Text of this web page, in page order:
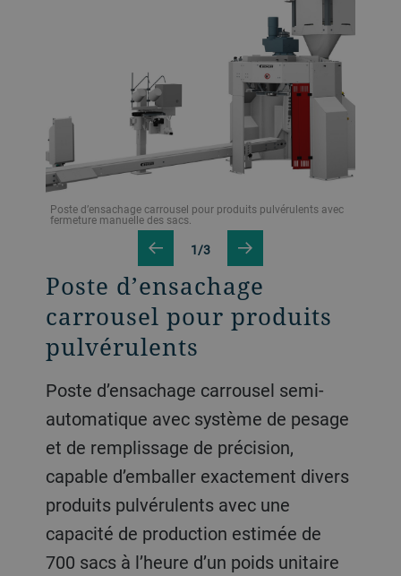
Poste d’ensachage
carrousel pour produits
pulvérulents
Poste d’ensachage carrousel semi-
automatique avec système de pesage
et de remplissage de précision,
capable d’emballer exactement divers
produits pulvérulents avec une
capacité de production estimée de
700 sacs à l’heure d’un poids unitaire
Poste d’ensachage carrousel pour produits pulvérulents avec
fermeture manuelle des sacs.
1/3